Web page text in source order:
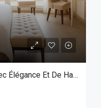
LGC-059 – Villa Meublée Avec Élégance Et De Haut Standing, Idéalement Située Et Facilement Accessible